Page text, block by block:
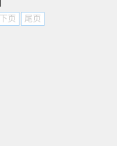
下页 尾页